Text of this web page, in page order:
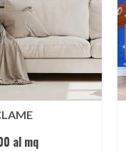
al mq